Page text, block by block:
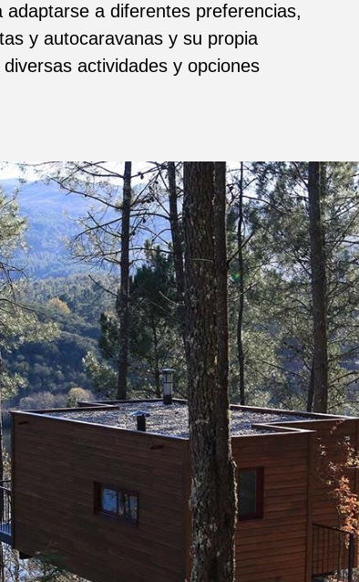
a diferentes preferencias,
y autocaravanas y su propia
actividades y opciones